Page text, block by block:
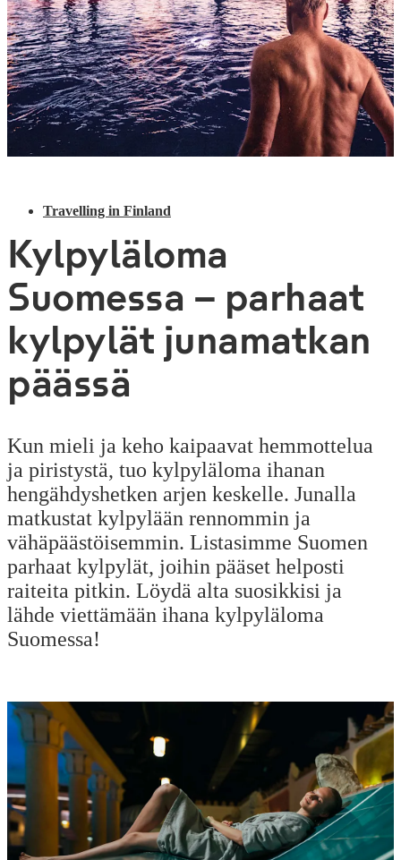
Travelling in Finland
Kylpyläloma
Suomessa – parhaat
kylpylät junamatkan
päässä
Kun mieli ja keho kaipaavat hemmottelua
ja piristystä, tuo kylpyläloma ihanan
hengähdyshetken arjen keskelle. Junalla
matkustat kylpylään rennommin ja
vähäpäästöisemmin. Listasimme Suomen
parhaat kylpylät, joihin pääset helposti
raiteita pitkin. Löydä alta suosikkisi ja
lähde viettämään ihana kylpyläloma
Suomessa!